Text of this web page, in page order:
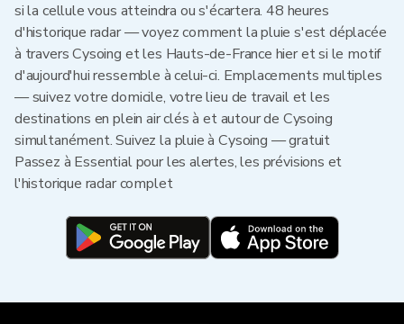
si la cellule vous atteindra ou s'écartera. 48 heures
d'historique radar — voyez comment la pluie s'est déplacée
à travers Cysoing et les Hauts-de-France hier et si le motif
d'aujourd'hui ressemble à celui-ci. Emplacements multiples
— suivez votre domicile, votre lieu de travail et les
destinations en plein air clés à et autour de Cysoing
simultanément. Suivez la pluie à Cysoing — gratuit
Passez à Essential pour les alertes, les prévisions et
l'historique radar complet